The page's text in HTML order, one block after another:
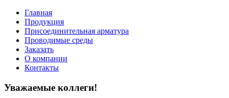
Главная
Продукция
Присоединительная арматура
Проводимые среды
Заказать
О компании
Контакты
Уважаемые коллеги!